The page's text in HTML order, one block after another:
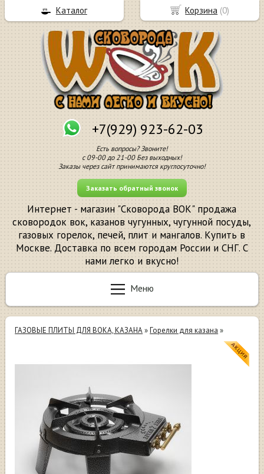
+7(929) 923-62-03
Есть вопросы? Звоните!
с 09-00 до 21-00 Без выходных!
Заказы через сайт принимаются круглосуточно!
Заказать обратный звонок
Интернет - магазин "Сковорода ВОК" продажа
сковородок вок, казанов чугунных, чугунной посуды,
газовых горелок, печей, плит и мангалов. Купить в
Москве. Доставка по всем городам России и СНГ. С
нами легко и вкусно!
Меню
ГАЗОВЫЕ ПЛИТЫ ДЛЯ ВОКА, КАЗАНА»Горелки для казана »
Корзина (0)
Каталог